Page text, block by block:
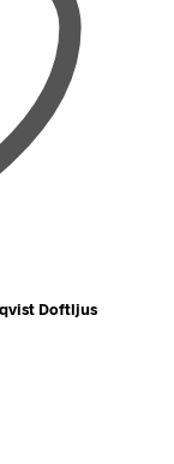
Doftljus